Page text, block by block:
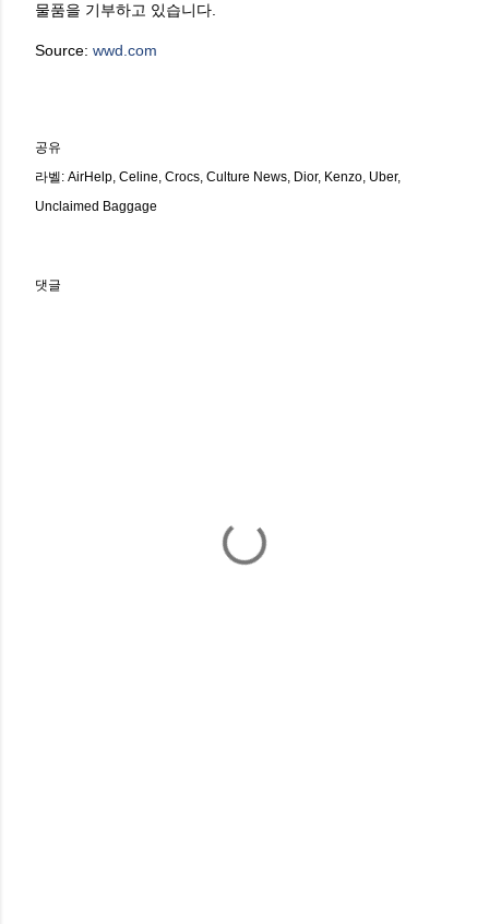
물품을 기부하고 있습니다.
Source: wwd.com
공유
라벨: AirHelp Celine Crocs Culture News Dior Kenzo Uber
Unclaimed Baggage
댓글